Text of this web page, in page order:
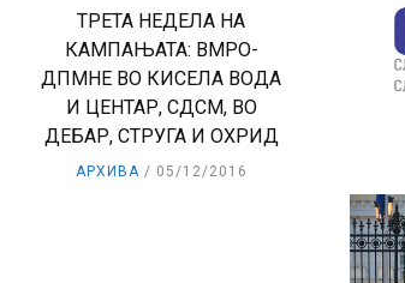
ТРЕТА НЕДЕЛА НА
КАМПАЊАТА: ВМРО-
ДПМНЕ ВО КИСЕЛА ВОДА
И ЦЕНТАР, СДСМ, ВО
ДЕБАР, СТРУГА И ОХРИД
АРХИВА 05/12/2016